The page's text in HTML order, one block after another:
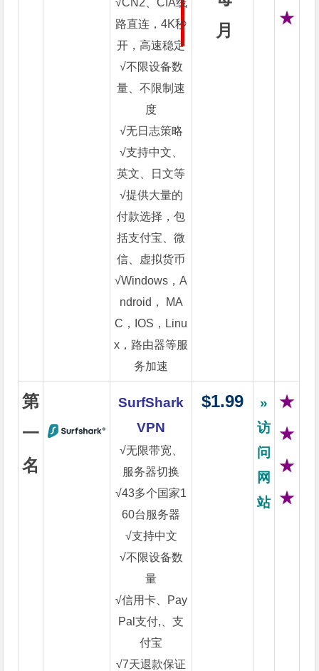
√CN2、CIA线
路直连，4K秒
开，高速稳定
√不限设备数
量、不限制速
度
√无日志策略
√支持中文、
英文、日文等
√提供大量的
付款选择，包
括支付宝、微
信、虚拟货币
√Windows，A
ndroid， MA
C，IOS，Linu
x，路由器等服
务加速
月
★
第
一
名
SurfShark
VPN
√无限带宽、
服务器切换
√43多个国家1
60台服务器
√支持中文
√不限设备数
量
√信用卡、Pay
Pal支付,、支
付宝
√7天退款保证
$1.99
»
访
问
网
站
★
★
★
★